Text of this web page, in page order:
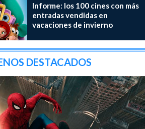
Informe: los 100 cines con más
entradas vendidas en
vacaciones de invierno
DESTACADOS